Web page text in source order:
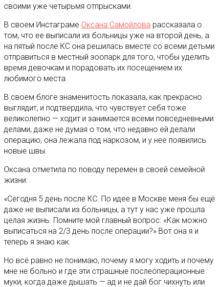
своими уже четырьмя отпрысками.
В своем Инстаграме Оксана Самойлова рассказала о
том, что ее выписали из больницы уже на второй день, а
на пятый после КС она решилась вместе со всеми детьми
отправиться в местный зоопарк для того, чтобы уделить
время девочкам и порадовать их посещением их
любимого места.
В своем блоге знаменитость показала, как прекрасно
выглядит, и подтвердила, что чувствует себя тоже
великолепно — ходит и занимается всеми повседневными
делами, даже не думая о том, что недавно ей делали
операцию, она лежала под наркозом, и у нее появились
новые швы.
Оксана отметила по поводу перемен в своей семейной
жизни:
«Сегодня 5 день после КС. По идее в Москве меня бы ещё
даже не выписали из больницы, а тут у нас уже прошла
целая жизнь. Помните мой главный вопрос: «Как можно
выписаться на 2/3 день после операции?» Вот она я и
теперь я знаю как.
Но всё равно не понимаю, почему я могу ходить и почему
мне не больно и где эти страшные послеоперационные
муки, когда даже дышать — ад и не дай бог чихнуть или